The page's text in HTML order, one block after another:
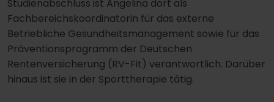
Studienabschluss ist Angelina dort als
Fachbereichskoordinatorin für das externe
Betriebliche Gesundheitsmanagement sowie für das
Präventionsprogramm der Deutschen
Rentenversicherung (RV-Fit) verantwortlich. Darüber
hinaus ist sie in der Sporttherapie tätig.